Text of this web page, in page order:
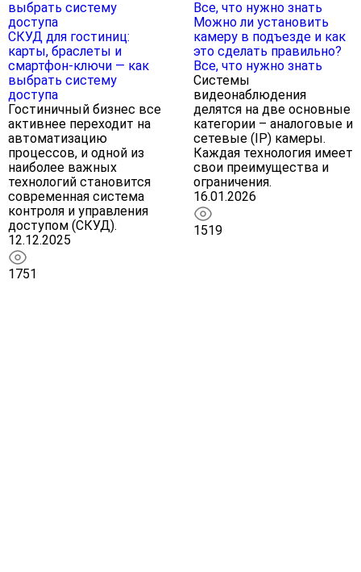
СКУД для гостиниц:
карты, браслеты и
смартфон-ключи — как
выбрать систему
доступа
Гостиничный бизнес все
активнее переходит на
автоматизацию
процессов, и одной из
наиболее важных
технологий становится
современная система
контроля и управления
доступом (СКУД).
12.12.2025
1751
Можно ли установить
камеру в подъезде и как
это сделать правильно?
Все, что нужно знать
Системы
видеонаблюдения
делятся на две основные
категории – аналоговые и
сетевые (IP) камеры.
Каждая технология имеет
свои преимущества и
ограничения.
16.01.2026
1519